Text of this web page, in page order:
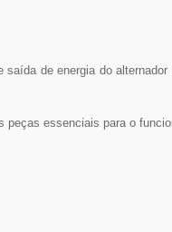
de energia do
essenciais para o